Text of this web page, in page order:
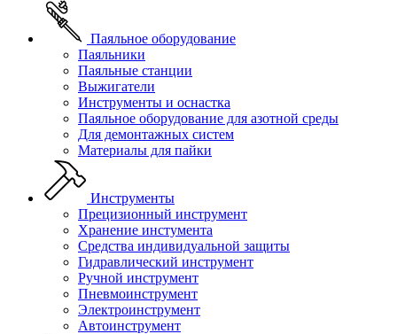
Паяльное оборудование
Паяльники
Паяльные станции
Выжигатели
Инструменты и оснастка
Паяльное оборудование для азотной среды
Для демонтажных систем
Материалы для пайки
Инструменты
Прецизионный инструмент
Хранение инстумента
Средства индивидуальной защиты
Гидравлический инструмент
Ручной инструмент
Пневмоинструмент
Электроинструмент
Автоинструмент